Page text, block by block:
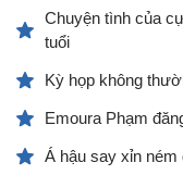
Chuyện tình của
tuổi
Kỳ họp không
Emoura Phạm
Á hậu say xỉn ném